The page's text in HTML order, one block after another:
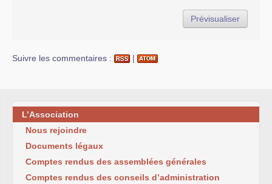
Suivre les commentaires : |
L’Association
Nous rejoindre
Documents légaux
Comptes rendus des assemblées générales
Comptes rendus des conseils d’administration